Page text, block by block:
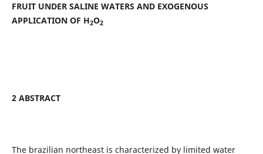
FRUIT UNDER SALINE WATERS AND EXOGENOUS
APPLICATION OF H2O2
2 ABSTRACT
The brazilian northeast is characterized by limited water